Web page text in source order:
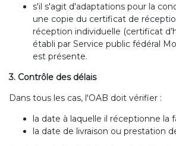
s'il s'agit d'adaptations pour la
une copie du certificat de
réception individuelle (certificat
établi par Service public fédéral
est présente.
3. Contrôle des délais
Dans tous les cas, l'OAB doit vérifier :
la date à laquelle il réceptionne la
la date de livraison ou prestation